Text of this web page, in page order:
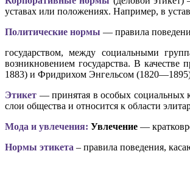
уставах или положениях. Например, в
Политические нормы — правила
государством, между социальными
возникновением государства. В
1883) и Фридрихом Энгельсом
Этикет — принятая в особых социальных
слои общества и относится к области
Мода и увлечения: Увлечение —
Нормы этикета – правила поведения,